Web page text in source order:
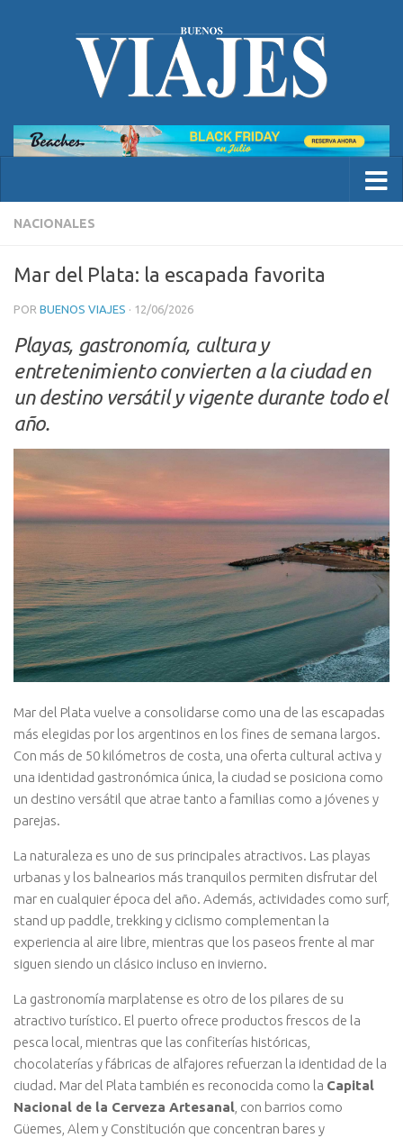
NACIONALES
Mar del Plata: la escapada favorita
POR BUENOS VIAJES · 12/06/2026
Playas, gastronomía, cultura y
entretenimiento convierten a la ciudad en
un destino versátil y vigente durante todo el
año.
Mar del Plata vuelve a consolidarse como una de las escapadas
más elegidas por los argentinos en los fines de semana largos.
Con más de 50 kilómetros de costa, una oferta cultural activa y
una identidad gastronómica única, la ciudad se posiciona como
un destino versátil que atrae tanto a familias como a jóvenes y
parejas.
La naturaleza es uno de sus principales atractivos. Las playas
urbanas y los balnearios más tranquilos permiten disfrutar del
mar en cualquier época del año. Además, actividades como surf,
stand up paddle, trekking y ciclismo complementan la
experiencia al aire libre, mientras que los paseos frente al mar
siguen siendo un clásico incluso en invierno.
La gastronomía marplatense es otro de los pilares de su
atractivo turístico. El puerto ofrece productos frescos de la
pesca local, mientras que las confiterías históricas,
chocolaterías y fábricas de alfajores refuerzan la identidad de la
ciudad. Mar del Plata también es reconocida como la Capital
Nacional de la Cerveza Artesanal, con barrios como
Güemes, Alem y Constitución que concentran bares y